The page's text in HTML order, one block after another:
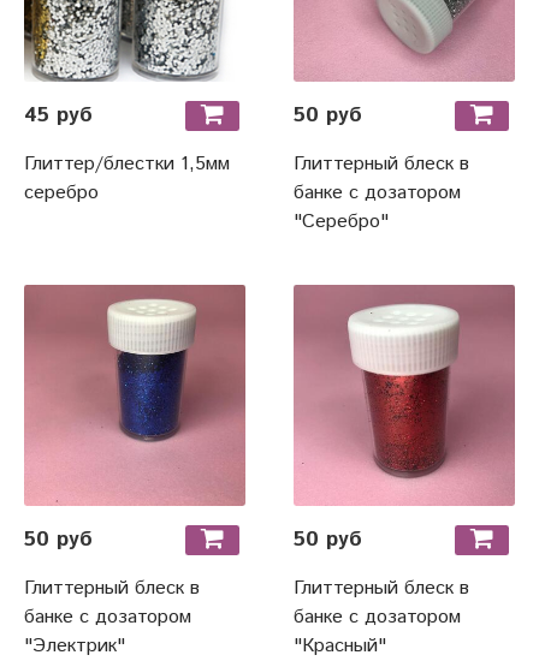
45 руб
Глиттер/блестки 1,5мм
серебро
50 руб
Глиттерный блеск в
банке с дозатором
"Серебро"
50 руб
Глиттерный блеск в
банке с дозатором
"Электрик"
50 руб
Глиттерный блеск в
банке с дозатором
"Красный"